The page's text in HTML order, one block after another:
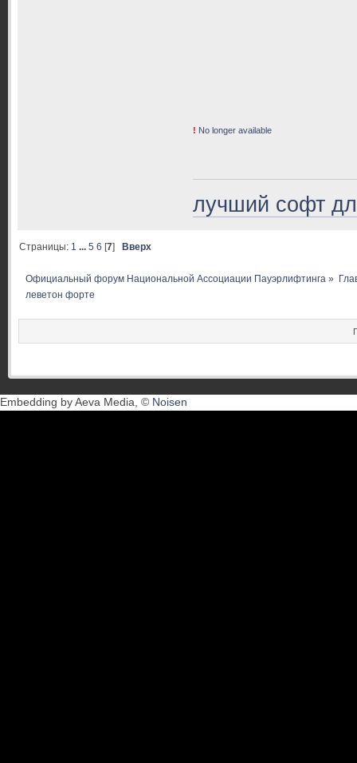
! No longer available
лучший софт
Страницы: 1 ...5 6 [7] Вверх
Официальный форум Национальной Ассоциации Пауэрлифтинга »
леветон форте
Embedding by Aeva Media, © Noisen